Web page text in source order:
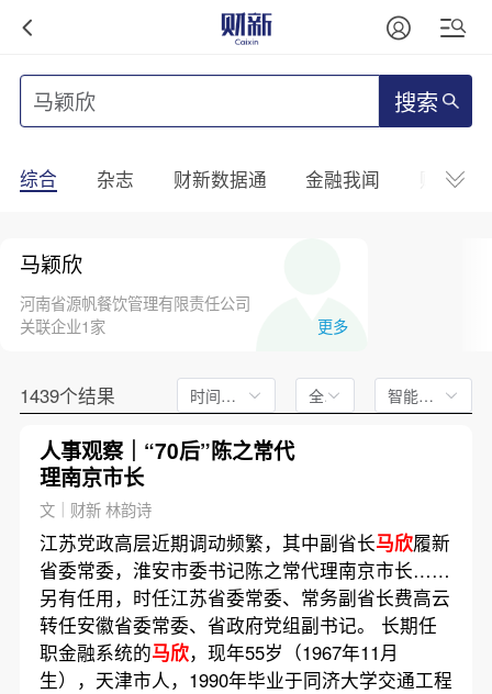
搜索
综合 杂志 财新数据通 金融我闻 财新
马颖欣
河南省源帆餐饮管理有限责任公司
关联企业1家
更多
1439个结果 时间不限 全文 智能排序
人事观察｜“70后”陈之常代
理南京市长
文｜财新 林韵诗
江苏党政高层近期调动频繁，其中副省长马欣履新
省委常委，淮安市委书记陈之常代理南京市长……
另有任用，时任江苏省委常委、常务副省长费高云
转任安徽省委常委、省政府党组副书记。 长期任
职金融系统的马欣，现年55岁（1967年11月
生），天津市人，1990年毕业于同济大学交通工程